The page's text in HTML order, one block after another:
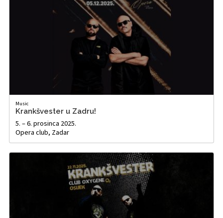
Music
Krankšvester u Zadru!
5. – 6. prosinca 2025.
Opera club, Zadar